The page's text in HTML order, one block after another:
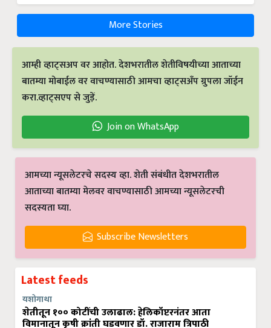
More Stories
आम्ही व्हाट्सअप वर आहोत. देशभरातील शेतीविषयीच्या आताच्या
बातम्या मोबाईल वर वाचण्यासाठी आमचा व्हाट्सअँप ग्रुपला जॉईन
करा.व्हाट्सएप से जुड़ें.
Join on WhatsApp
आमच्या न्यूसलेटरचे सदस्य व्हा. शेती संबंधीत देशभरातील
आताच्या बातम्या मेलवर वाचण्यासाठी आमच्या न्यूसलेटरची
सदस्यता घ्या.
Subscribe Newsletters
Latest feeds
यशोगाथा
शेतीतून १०० कोटींची उलाढाल: हेलिकॉप्टरनंतर आता
विमानातून कृषी क्रांती घडवणार डॉ. राजाराम त्रिपाठी